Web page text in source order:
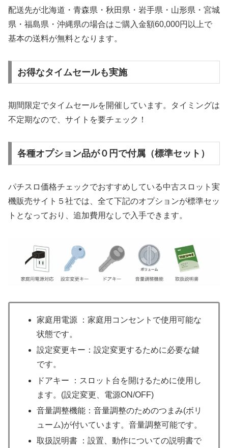
配送先が北海道・青森県・秋田県・岩手県・山形県・宮城
県・福島県・沖縄県の場合はご購入金額60,000円以上で
基本の送料が無料となります。
お得なタイムセールも実施
期間限定でタイムセールを開催しています。タイミングは
不定期なので、サイトを要チェック！
各種オプション品が０円で付属（標準セット）
パチスロ価格チェックでおすすめしている中古スロット実
機販売サイト５社では、全て下記のオプションが標準セッ
トとなっており、追加費用なしで入手できます。
家庭用電源 ：家庭用コンセントで使用可能な
状態です。
設定変更キー：設定変更するために必要な鍵
です。
ドアキー ：スロット台を開けるために使用し
ます。(設定変更、電源ON/OFF)
音量調整機能：音量調整のためのつまみ(ボリ
ューム)が付いています。音量調整可能です。
取扱説明書 ：設置、動作についての説明書で